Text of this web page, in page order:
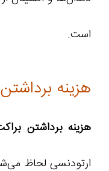
است.
هزینه
هزینه برداشتن
ارتودنسی لحاظ